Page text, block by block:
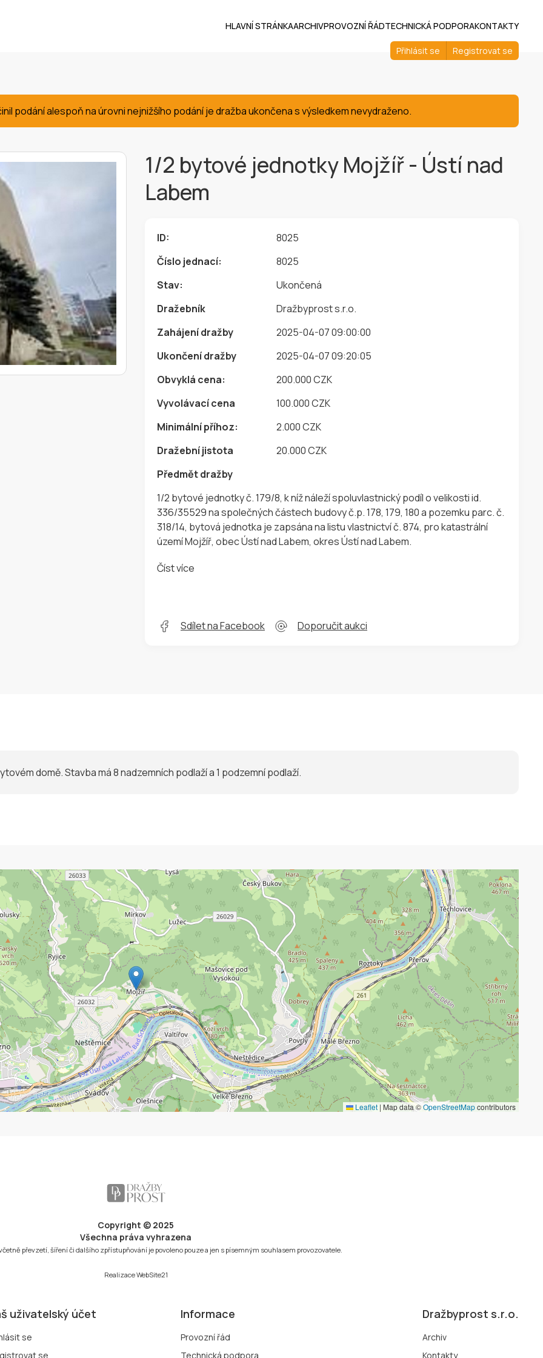
HLAVNÍ STRÁNKAARCHIVPROVOZNÍ ŘÁDTECHNICKÁ PODPORAKONTAKTY
Přihlásit se Registrovat se
podání alespoň na úrovni nejnižšího podání je dražba ukončena s výsledkem nevydraženo.
1/2 bytové jednotky Mojžíř - Ústí nad
Labem
ID:
8025
Číslo jednací:
8025
Stav:
Ukončená
Dražebník
Dražbyprost s.r.o.
Zahájení dražby
2025-04-07 09:00:00
Ukončení dražby
2025-04-07 09:20:05
Obvyklá cena:
200.000 CZK
Vyvolávací cena
100.000 CZK
Minimální příhoz:
2.000 CZK
Dražební jistota
20.000 CZK
Předmět dražby
1/2 bytové jednotky č. 179/8, k níž náleží spoluvlastnický podíl o velikosti id.
336/35529 na společných částech budovy č.p. 178, 179, 180 a pozemku parc. č.
318/14, bytová jednotka je zapsána na listu vlastnictví č. 874, pro katastrální
území Mojžíř, obec Ústí nad Labem, okres Ústí nad Labem.
Číst více
Sdílet na Facebook Doporučit aukci
domě. Stavba má 8 nadzemních podlaží a 1 podzemní podlaží.
Leaflet | Map data ©OpenStreetMapcontributors
Copyright © 2025
Všechna práva vyhrazena
převzetí, šíření či dalšího zpřístupňování je povoleno pouze a jen s písemným souhlasem provozovatele.
RealizaceWebSite21
uživatelský účet
se
se
Informace
Provozní řád
Technická podpora
Dražbyprost s.r.o.
Archiv
Kontakty